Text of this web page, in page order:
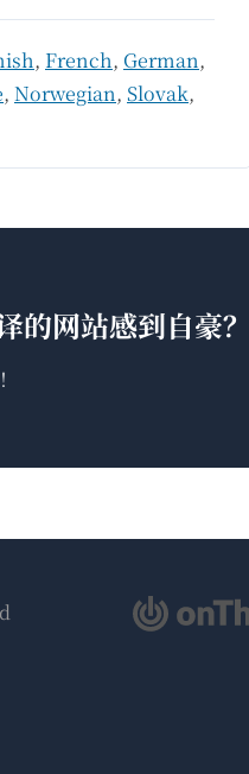
, French, German,
, Norwegian, Slovak,
网站感到自豪？